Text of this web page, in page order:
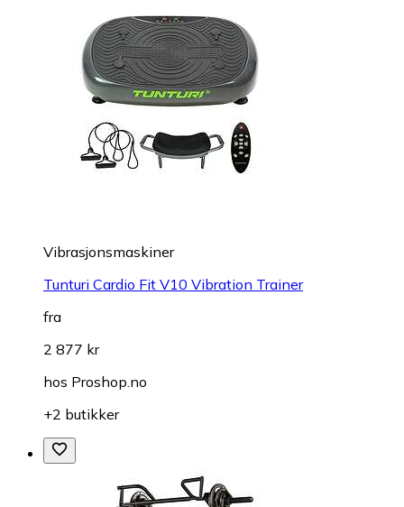
Vibrasjonsmaskiner
Tunturi Cardio Fit V10 Vibration Trainer
fra
2 877 kr
hos Proshop.no
+2 butikker